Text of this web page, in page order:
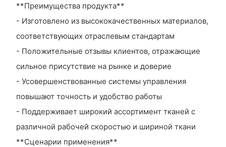
**Преимущества продукта**
- Изготовлено из высококачественных материалов,
соответствующих отраслевым стандартам
- Положительные отзывы клиентов, отражающие
сильное присутствие на рынке и доверие
- Усовершенствованные системы управления
повышают точность и удобство работы
- Поддерживает широкий ассортимент тканей с
различной рабочей скоростью и шириной ткани
**Сценарии применения**